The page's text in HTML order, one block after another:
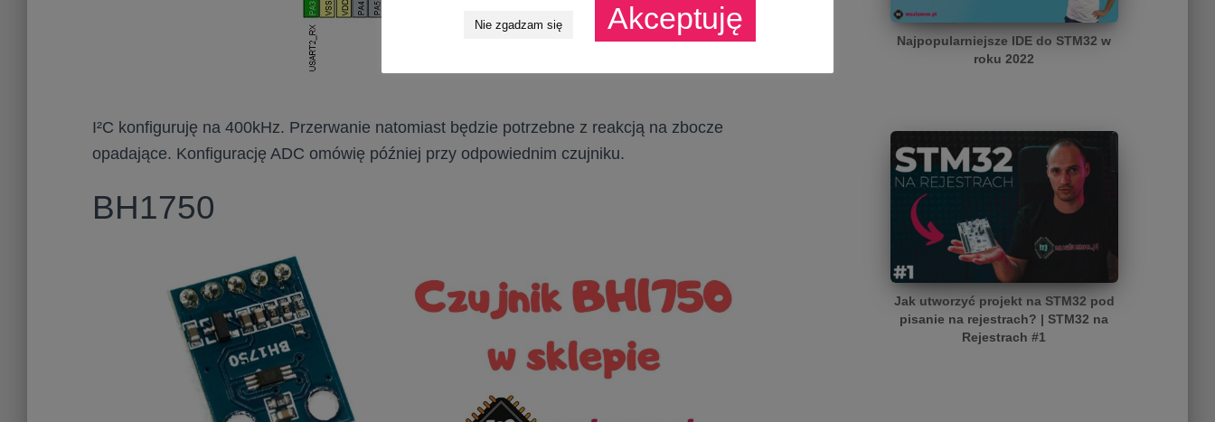
I²C konfiguruję na 400kHz. Przerwanie natomiast będzie potrzebne z reakcją na zbocze
opadające. Konfigurację ADC omówię później przy odpowiednim czujniku.
BH1750
Najpopularniejsze IDE do STM32 w
roku 2022
Jak utworzyć projekt na STM32 pod
pisanie na rejestrach? | STM32 na
Rejestrach #1
Nie zgadzam się Akceptuję